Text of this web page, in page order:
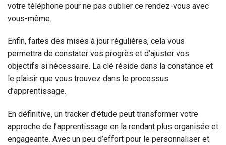
votre téléphone pour ne pas oublier ce rendez-vous avec
vous-même.
Enfin, faites des mises à jour régulières, cela vous
permettra de constater vos progrès et d’ajuster vos
objectifs si nécessaire. La clé réside dans la constance et
le plaisir que vous trouvez dans le processus
d’apprentissage.
En définitive, un tracker d’étude peut transformer votre
approche de l’apprentissage en la rendant plus organisée et
engageante. Avec un peu d’effort pour le personnaliser et